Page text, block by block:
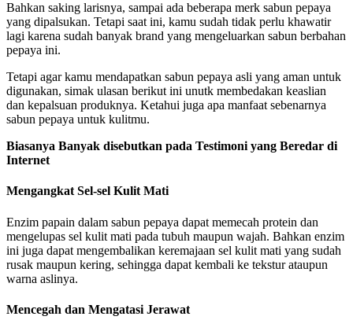
Bahkan saking larisnya, sampai ada beberapa merk sabun pepaya
yang dipalsukan. Tetapi saat ini, kamu sudah tidak perlu khawatir
lagi karena sudah banyak brand yang mengeluarkan sabun berbahan
pepaya ini.
Tetapi agar kamu mendapatkan sabun pepaya asli yang aman untuk
digunakan, simak ulasan berikut ini unutk membedakan keaslian
dan kepalsuan produknya. Ketahui juga apa manfaat sebenarnya
sabun pepaya untuk kulitmu.
Biasanya Banyak disebutkan pada Testimoni yang Beredar di
Internet
Mengangkat Sel-sel Kulit Mati
Enzim papain dalam sabun pepaya dapat memecah protein dan
mengelupas sel kulit mati pada tubuh maupun wajah. Bahkan enzim
ini juga dapat mengembalikan keremajaan sel kulit mati yang sudah
rusak maupun kering, sehingga dapat kembali ke tekstur ataupun
warna aslinya.
Mencegah dan Mengatasi Jerawat